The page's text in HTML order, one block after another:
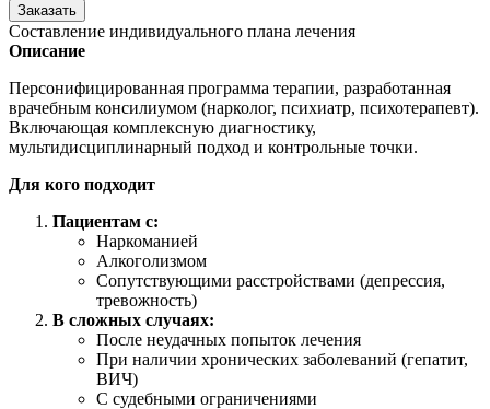
Заказать
Составление индивидуального плана лечения
Описание
Персонифицированная программа терапии, разработанная
врачебным консилиумом (нарколог, психиатр, психотерапевт).
Включающая комплексную диагностику,
мультидисциплинарный подход и контрольные точки.
Для кого подходит
Пациентам с:
Наркоманией
Алкоголизмом
Сопутствующими расстройствами (депрессия,
тревожность)
В сложных случаях:
После неудачных попыток лечения
При наличии хронических заболеваний (гепатит,
ВИЧ)
С судебными ограничениями